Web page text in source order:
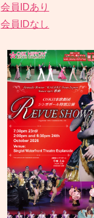
会員IDあり
会員IDなし